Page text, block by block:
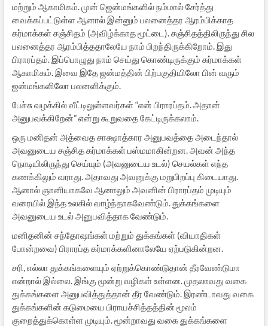
மற்றும் ஆகாமிகம். முன் ஜென்மங்களில் நம்மால் சேர்த்து
வைக்கப்பட்டுள்ள ஆனால் இன்னும் பலனைத்தர ஆரம்பிக்காத
கர்மாக்கள் சஞ்சிதம் (அவிழ்க்காத மூட்டை). சஞ்சிதத்திலிருந்து சில
பலனைத்தர ஆரம்பித்ததாலேயே நாம் பிறந்திருக்கிறோம். இது
பிராரப்தம். இப்பொழுது நாம் செய்து கொண்டிருக்கும் கர்மாக்கள்
ஆகாமிகம். இவை இதே ஜன்மத்தின் பிற்பகுதியிலோ பின் வரும்
ஜன்மங்களிலோ பலனளிக்கும்.
பேச்சு வழக்கில் வீட்டிலுள்ளவர்கள் “என் பிராரப்தம். அதான்
அனுபவக்கிறேன்” என்று கூறுவதை கேட்டிருக்கலாம்.
ஒரு மனிதன் அத்வைத சாக்ஷாத்கார அனுபவத்தை அடைந்தால்
அவனுடைய சஞ்சித கர்மாக்கள் பஸ்மமாகின்றன. அவன் அந்த
நொடியிலிருந்து செய்யும் (அவனுடைய உடல்) செயல்கள் எந்த
கணக்கிலும் வராது. அதாவது அவனுக்கு மறுபிறப்பு கிடையாது.
ஆனால் ஞானியாகவே ஆனாலும் அவனின் பிராரப்தம் முடியும்
வரையில் இந்த உலகில் வாழ்ந்தாகவேண்டும். துக்கங்களை
அவனுடைய உடல் அனுபவித்தாக வேண்டும்.
மனிதனின் சந்தோஷங்கள் மற்றும் துக்கங்கள் (வியாதிகள்
போன்றவை) பிராரப்த கர்மாக்களினாலேயே ஏற்படுகின்றன.
சரி, எல்லா துக்கங்களையும் ஏற்றுக்கொண்டுதான் தீரவேண்டுமா
என்றால் இல்லை. இங்கு மூன்று வழிகள் உள்ளன. முதலாவது வகை
துக்கங்களை அனுபவித்துத்தான் தீர வேண்டும். இரண்டாவது வகை
துக்கங்களின் கடுமையை பிராயச்சித்தத்தின் மூலம்
குறைத்துக்கொள்ள முடியும். மூன்றாவது வகை துக்கங்களை